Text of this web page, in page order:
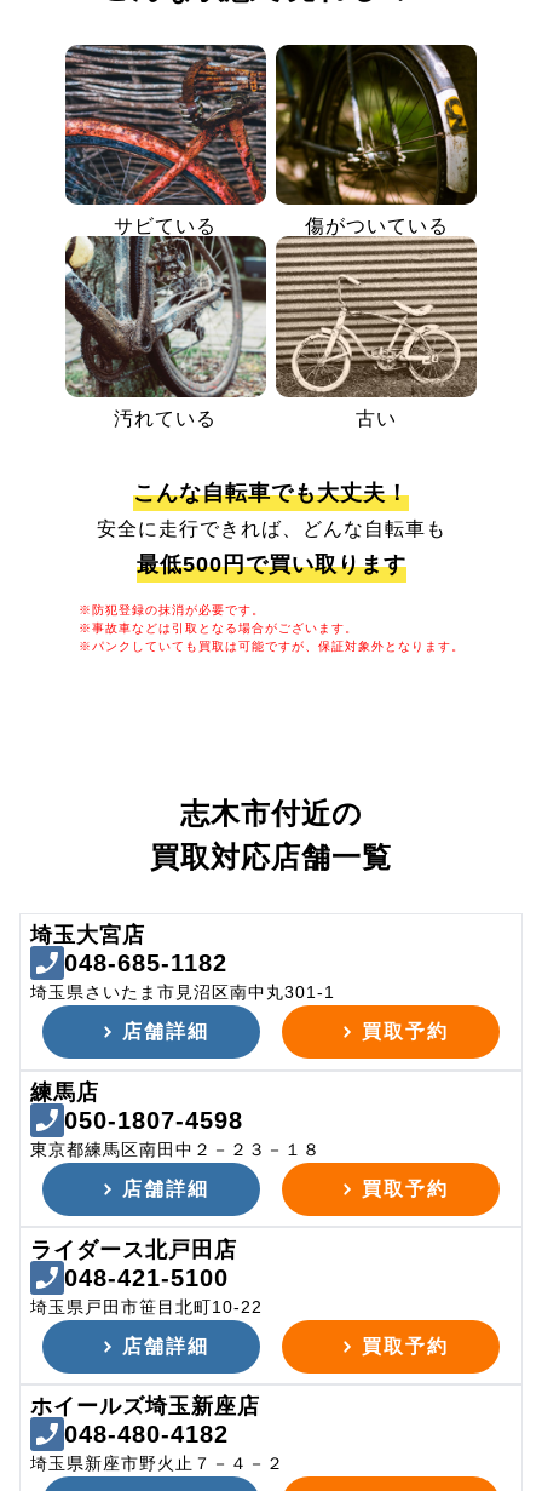
サビている 傷がついている
汚れている 古い
こんな自転車でも大丈夫！
安全に走行できれば、どんな自転車も
最低500円で買い取ります
※防犯登録の抹消が必要です。
※事故車などは引取となる場合がございます。
※パンクしていても買取は可能ですが、保証対象外となります。
志木市付近の
買取対応店舗一覧
埼玉大宮店
048-685-1182
埼玉県さいたま市見沼区南中丸301-1
店舗詳細 買取予約
練馬店
050-1807-4598
東京都練馬区南田中２－２３－１８
店舗詳細 買取予約
ライダース北戸田店
048-421-5100
埼玉県戸田市笹目北町10-22
店舗詳細 買取予約
ホイールズ埼玉新座店
048-480-4182
埼玉県新座市野火止７－４－２